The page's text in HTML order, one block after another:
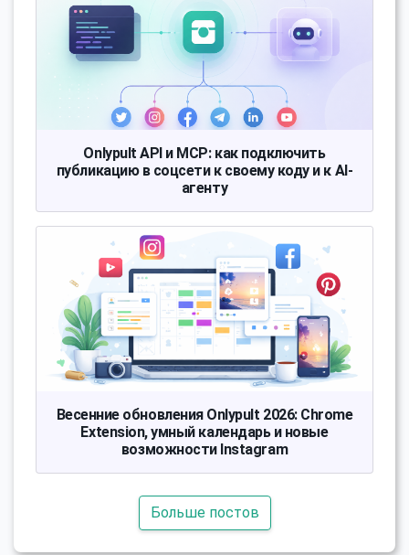
Onlypult API и MCP: как подключить
публикацию в соцсети к своему коду и к AI-
агенту
Весенние обновления Onlypult 2026: Chrome
Extension, умный календарь и новые
возможности Instagram
Больше постов